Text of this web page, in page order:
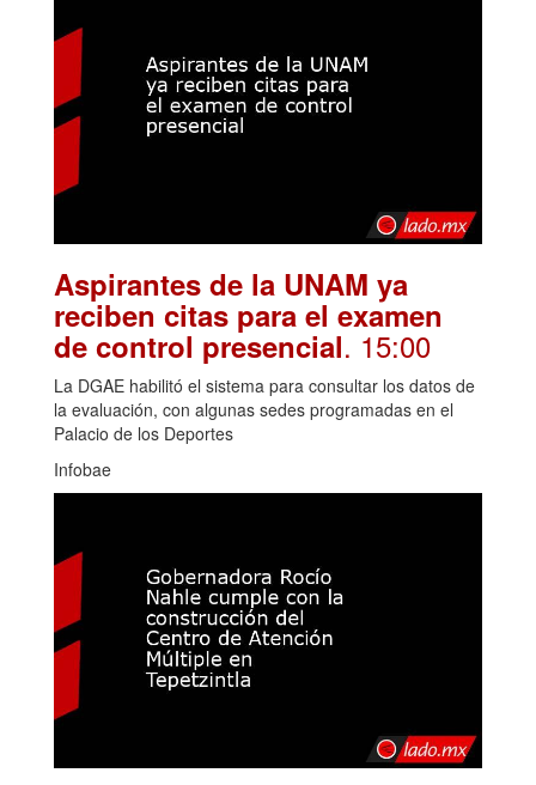
Aspirantes de la UNAM ya
reciben citas para el examen
de control presencial. 15:00
La DGAE habilitó el sistema para consultar los datos de
la evaluación, con algunas sedes programadas en el
Palacio de los Deportes
Infobae